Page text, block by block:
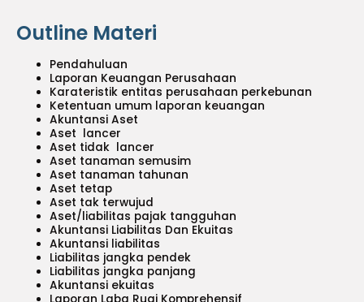
Outline Materi
Pendahuluan
Laporan Keuangan Perusahaan
Karateristik entitas perusahaan perkebunan
Ketentuan umum laporan keuangan
Akuntansi Aset
Aset lancer
Aset tidak lancer
Aset tanaman semusim
Aset tanaman tahunan
Aset tetap
Aset tak terwujud
Aset/liabilitas pajak tangguhan
Akuntansi Liabilitas Dan Ekuitas
Akuntansi liabilitas
Liabilitas jangka pendek
Liabilitas jangka panjang
Akuntansi ekuitas